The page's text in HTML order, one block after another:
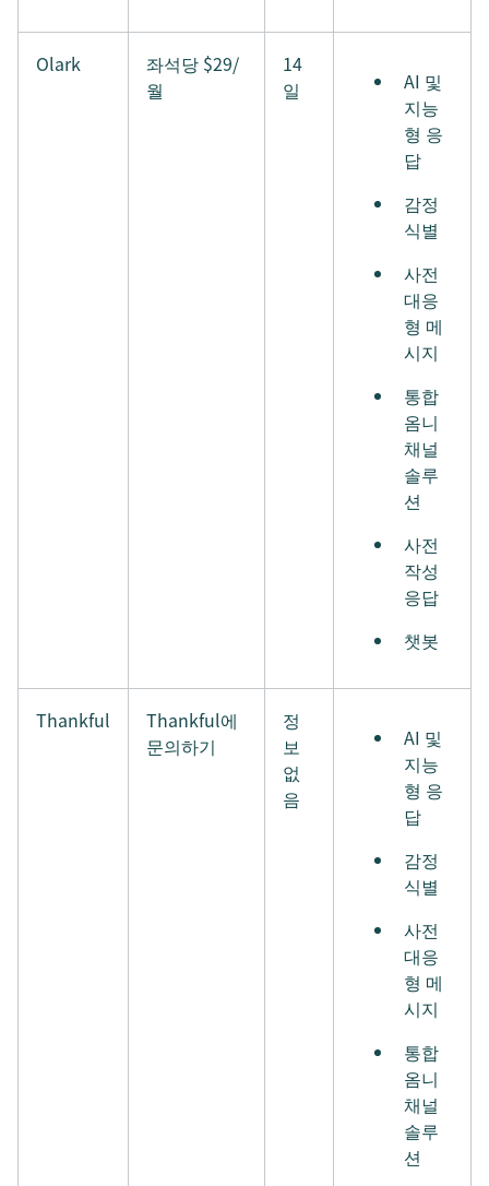
Olark
좌석당 $29/
월
14
일
AI 및
지능
형 응
답
감정
식별
사전
대응
형 메
시지
통합
옴니
채널
솔루
션
사전
작성
응답
챗봇
Thankful
Thankful에
문의하기
정
보
없
음
AI 및
지능
형 응
답
감정
식별
사전
대응
형 메
시지
통합
옴니
채널
솔루
션